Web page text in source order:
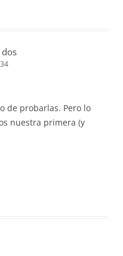
de probarlas. Pero lo
nuestra primera (y